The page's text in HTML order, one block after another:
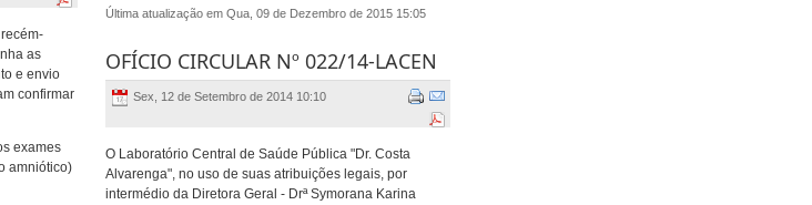
as
e envio
confirmar
exames
amniótico)
Última atualização em Qua, 09 de Dezembro de 2015 15:05
OFÍCIO CIRCULAR Nº 022/14-LACEN
Sex, 12 de Setembro de 2014 10:10
O Laboratório Central de Saúde Pública "Dr. Costa
Alvarenga", no uso de suas atribuições legais, por
intermédio da Diretora Geral - Drª Symorana Karina